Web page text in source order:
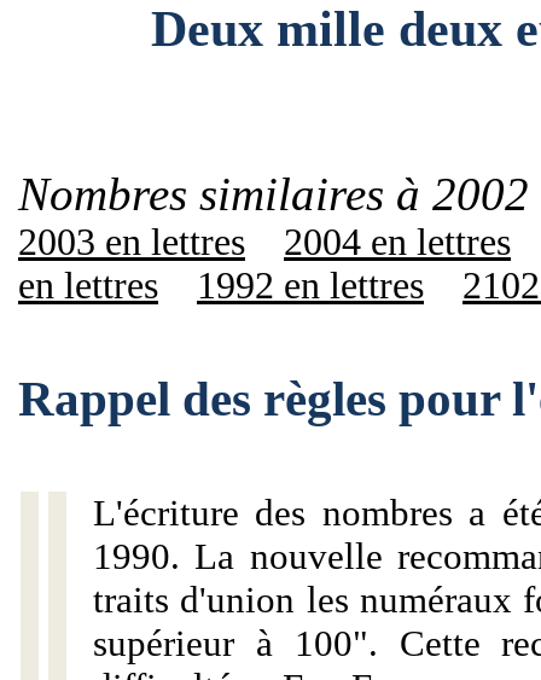
Deux mille deux
Nombres similaires à
2003 en lettres
2004 en lettres
en lettres
1992 en lettres
Rappel des règles pour
L'écriture des nombres a
1990. La nouvelle
traits d'union les numéraux
supérieur à 100". Cette